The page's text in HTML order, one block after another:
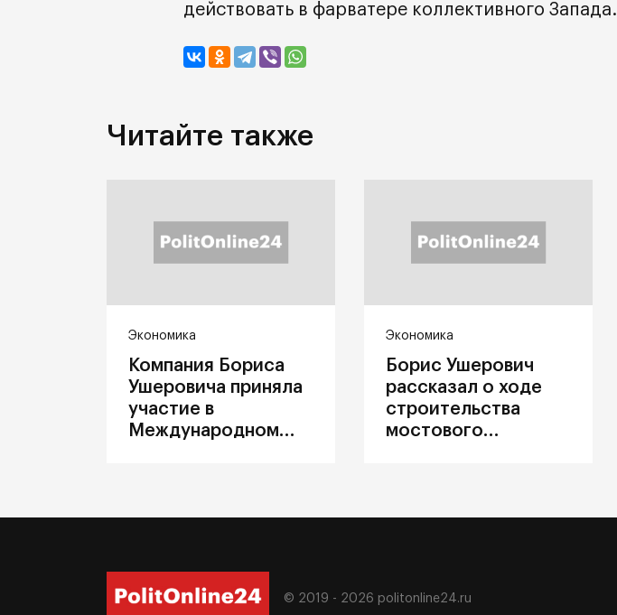
действовать в фарватере коллективного Запада.
Читайте также
Экономика
Компания Бориса
Ушеровича приняла
участие в
Международном
Экономика
Борис Ушерович
рассказал о ходе
строительства
мостового
© 2019 - 2026 politonline24.ru